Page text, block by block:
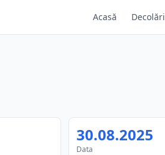
Acasă Decolări
30.08.2025
Data